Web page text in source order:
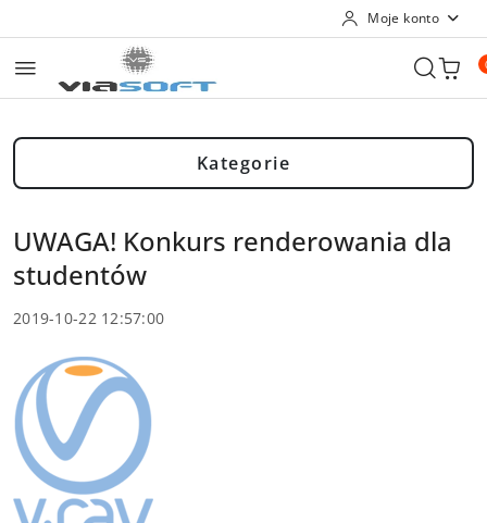
Moje konto
Kategorie
UWAGA! Konkurs renderowania dla
studentów
2019-10-22 12:57:00